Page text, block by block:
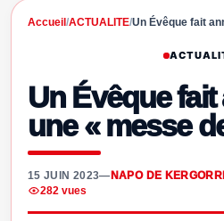
Accueil /ACTUALITE/Un Évêque fait
Un Évêque
une « messe
15 JUIN 2023— NAPO DE
282 vues